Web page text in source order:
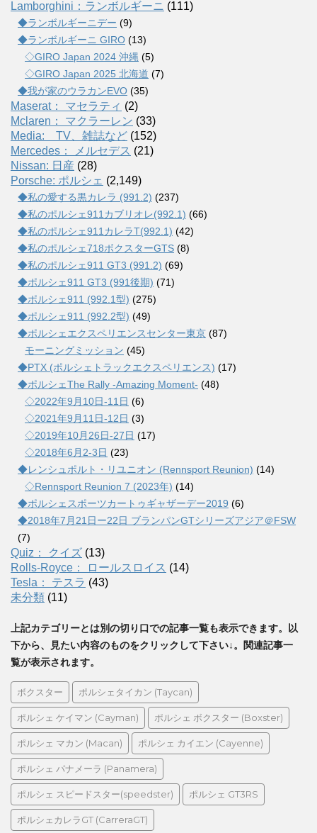
Lamborghini：ランボルギーニ (111)
◆ランボルギーニデー (9)
◆ランボルギーニ GIRO (13)
◇GIRO Japan 2024 沖縄 (5)
◇GIRO Japan 2025 北海道 (7)
◆我が家のウラカンEVO (35)
Maserat： マセラティ (2)
Mclaren： マクラーレン (33)
Media: TV、雑誌など (152)
Mercedes： メルセデス (21)
Nissan: 日産 (28)
Porsche: ポルシェ (2,149)
◆私の愛する黒カレラ (991.2) (237)
◆私のポルシェ911カブリオレ(992.1) (66)
◆私のポルシェ911カレラT(992.1) (42)
◆私のポルシェ718ボクスターGTS (8)
◆私のポルシェ911 GT3 (991.2) (69)
◆ポルシェ911 GT3 (991後期) (71)
◆ポルシェ911 (992.1型) (275)
◆ポルシェ911 (992.2型) (49)
◆ポルシェエクスペリエンスセンター東京 (87)
モーニングミッション (45)
◆PTX (ポルシェトラックエクスペリエンス) (17)
◆ポルシェThe Rally -Amazing Moment- (48)
◇2022年9月10日-11日 (6)
◇2021年9月11日-12日 (3)
◇2019年10月26日-27日 (17)
◇2018年6月2-3日 (23)
◆レンシュポルト・リユニオン (Rennsport Reunion) (14)
◇Rennsport Reunion 7 (2023年) (14)
◆ポルシェスポーツカートゥギャザーデー2019 (6)
◆2018年7月21日ー22日 ブランパンGTシリーズアジア＠FSW
(7)
Quiz： クイズ (13)
Rolls-Royce： ロールスロイス (14)
Tesla： テスラ (43)
未分類 (11)
上記カテゴリーとは別の切り口での記事一覧も表示できます。以
下から、見たい内容のものをクリックして下さい↓。関連記事一
覧が表示されます。
ボクスター ポルシェタイカン (Taycan)
ポルシェ ケイマン (Cayman) ポルシェ ボクスター (Boxster)
ポルシェ マカン (Macan) ポルシェ カイエン (Cayenne)
ポルシェ パナメーラ (Panamera)
ポルシェ スピードスター(speedster) ポルシェ GT3RS
ポルシェカレラGT (CarreraGT)